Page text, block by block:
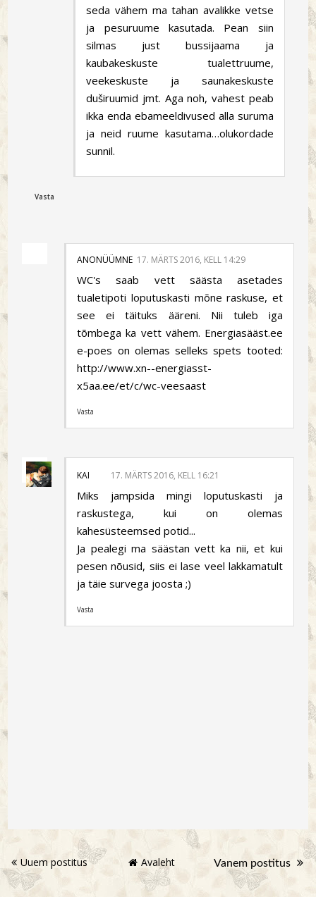
seda vähem ma tahan avalikke vetse
ja pesuruume kasutada. Pean siin
silmas just bussijaama ja
kaubakeskuste tualettruume,
veekeskuste ja saunakeskuste
duširuumid jmt. Aga noh, vahest peab
ikka enda ebameeldivused alla suruma
ja neid ruume kasutama…olukordade
sunnil.
Vasta
ANONÜÜMNE 17. MÄRTS 2016, KELL 14:29
WC's saab vett säästa asetades
tualetipoti loputuskasti mõne raskuse, et
see ei täituks ääreni. Nii tuleb iga
tõmbega ka vett vähem. Energiasääst.ee
e-poes on olemas selleks spets tooted:
http://www.xn--energiasst-
x5aa.ee/et/c/wc-veesaast
Vasta
KAI 17. MÄRTS 2016, KELL 16:21
Miks jampsida mingi loputuskasti ja
raskustega, kui on olemas
kahesüsteemsed potid...
Ja pealegi ma säästan vett ka nii, et kui
pesen nõusid, siis ei lase veel lakkamatult
ja täie survega joosta ;)
Vasta
Uuem postitus Vanem postitus
Avaleht